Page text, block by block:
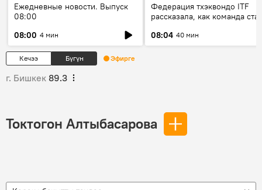
Ежедневные новости. Выпуск
08:00
08:00 4 мин
Федерация тхэквондо ITF
рассказала, как команда
08:04 40 мин
Кечээ Бүгүн Эфирге
г. Бишкек 89.3
Токтогон Алтыбасарова